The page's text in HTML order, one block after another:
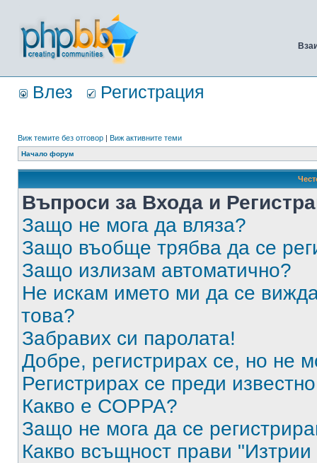
Влез Регистрация
Виж темите без отговор | Виж активните теми
Начало форум
Въпроси за Входа и
Защо не мога да вляза?
Защо въобще трябва да се
Защо излизам автоматично?
Не искам името ми да се
това?
Забравих си паролата!
Добре, регистрирах се, но не
Регистрирах се преди
Какво е COPPA?
Защо не мога да се
Какво всъщност прави "Изтрии